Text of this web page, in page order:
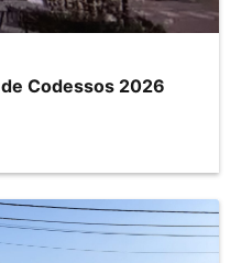
Codessos 2026